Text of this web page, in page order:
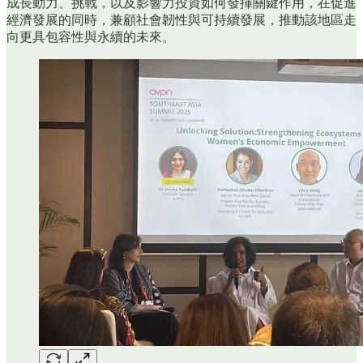
經濟發展的同時，兼顧社會韌性與可持續發展，推動該地區走
向更具包容性與永續的未來。